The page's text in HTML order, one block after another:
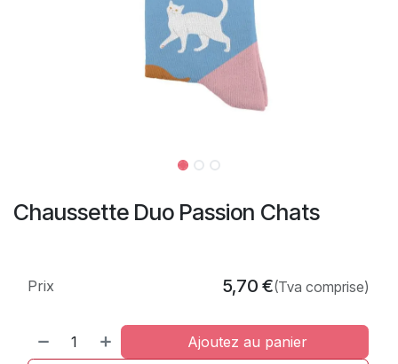
Chaussette Duo Passion Chats
Ajoutez au panier
Prix 5,70 €(Tva comprise)